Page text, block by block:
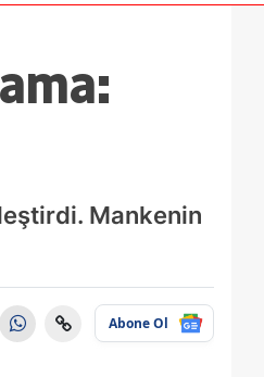
Mankenin
Abone Ol